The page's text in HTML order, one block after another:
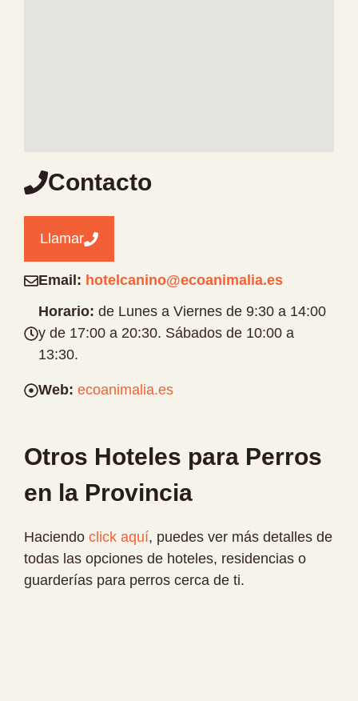
Contacto
Llamar
Email: hotelcanino@ecoanimalia.es
Horario: de Lunes a Viernes de 9:30 a 14:00
y de 17:00 a 20:30. Sábados de 10:00 a
13:30.
Web: ecoanimalia.es
Otros Hoteles para Perros
en la Provincia
Haciendo click aquí, puedes ver más detalles de
todas las opciones de hoteles, residencias o
guarderías para perros cerca de ti.